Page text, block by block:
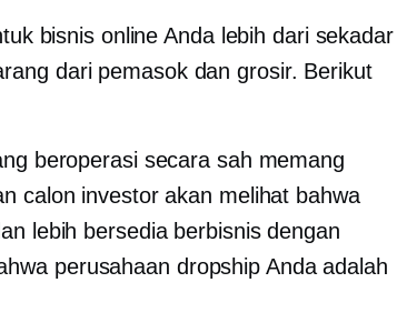
bisnis online Anda lebih dari sekadar
dari pemasok dan grosir. Berikut
beroperasi secara sah memang
calon investor akan melihat bahwa
lebih bersedia berbisnis dengan
perusahaan dropship Anda adalah